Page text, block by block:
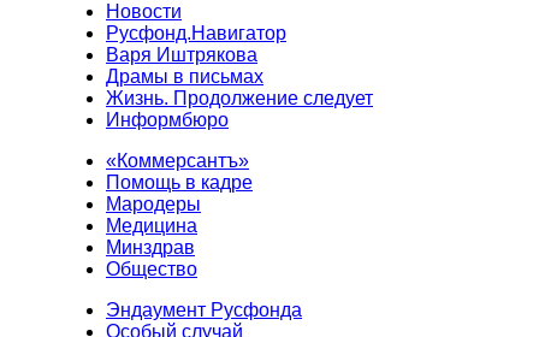
Новости
Русфонд.Навигатор
Варя Иштрякова
Драмы в письмах
Жизнь. Продолжение следует
Информбюро
«Коммерсантъ»
Помощь в кадре
Мародеры
Медицина
Минздрав
Общество
Эндаумент Русфонда
Особый случай